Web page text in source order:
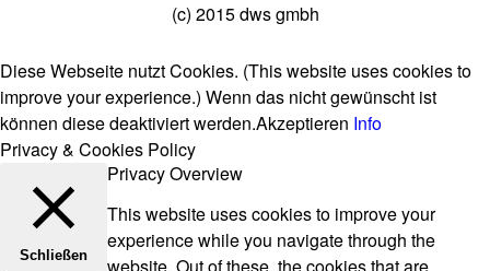
(c) 2015 dws gmbh
Diese Webseite nutzt Cookies. (This website uses cookies to
improve your experience.) Wenn das nicht gewünscht ist
können diese deaktiviert werden.Akzeptieren Info
Privacy & Cookies Policy
Schließen
Privacy Overview
This website uses cookies to improve your
experience while you navigate through the